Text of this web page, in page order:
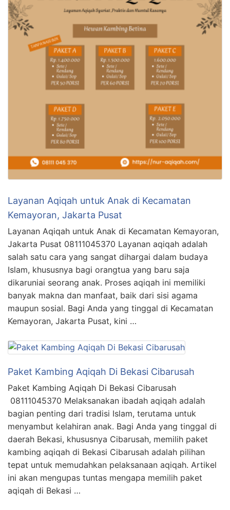
Layanan Aqiqah untuk Anak di Kecamatan
Kemayoran, Jakarta Pusat
Layanan Aqiqah untuk Anak di Kecamatan Kemayoran,
Jakarta Pusat 08111045370 Layanan aqiqah adalah
salah satu cara yang sangat dihargai dalam budaya
Islam, khususnya bagi orangtua yang baru saja
dikaruniai seorang anak. Proses aqiqah ini memiliki
banyak makna dan manfaat, baik dari sisi agama
maupun sosial. Bagi Anda yang tinggal di Kecamatan
Kemayoran, Jakarta Pusat, kini …
Paket Kambing Aqiqah Di Bekasi Cibarusah
Paket Kambing Aqiqah Di Bekasi Cibarusah
08111045370 Melaksanakan ibadah aqiqah adalah
bagian penting dari tradisi Islam, terutama untuk
menyambut kelahiran anak. Bagi Anda yang tinggal di
daerah Bekasi, khususnya Cibarusah, memilih paket
kambing aqiqah di Bekasi Cibarusah adalah pilihan
tepat untuk memudahkan pelaksanaan aqiqah. Artikel
ini akan mengupas tuntas mengapa memilih paket
aqiqah di Bekasi …